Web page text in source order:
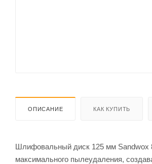
ОПИСАНИЕ КАК КУПИТЬ
Шлифовальный диск 125 мм Sandwox
максимального пылеудаления,